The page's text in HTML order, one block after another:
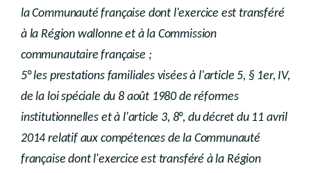
la Communauté française dont l'exercice est transféré
à la Région wallonne et à la Commission
communautaire française ;
5° les prestations familiales visées à l'article 5, § 1er, IV,
de la loi spéciale du 8 août 1980 de réformes
institutionnelles et à l'article 3, 8°, du décret du 11 avril
2014 relatif aux compétences de la Communauté
française dont l'exercice est transféré à la Région